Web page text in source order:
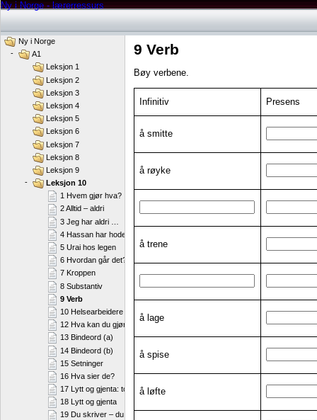
Ny i Norge - lærerressurs
9 Verb
Bøy verbene.
Infinitiv Presens
å smitte
å røyke
å trene
å lage
å spise
å løfte
Ny i Norge
-
A1
Leksjon 1
Leksjon 2
Leksjon 3
Leksjon 4
Leksjon 5
Leksjon 6
Leksjon 7
Leksjon 8
Leksjon 9
-
Leksjon 10
1 Hvem gjør hva?
2 Alltid – aldri
3 Jeg har aldri …
4 Hassan har hodepine
5 Urai hos legen
6 Hvordan går det?
7 Kroppen
8 Substantiv
9 Verb
10 Helsearbeidere
12 Hva kan du gjøre for å holde deg i form?
13 Bindeord (a)
14 Bindeord (b)
15 Setninger
16 Hva sier de?
17 Lytt og gjenta: to konsonanter i begynnelsen av et ord
18 Lytt og gjenta
19 Du skriver – du sier